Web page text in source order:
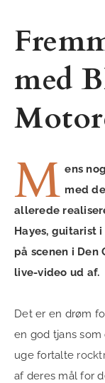
med
M ens
med
allerede
Hayes, guitarist
på scenen i Den
live-video ud af.
Det er en drøm
en god tjans
uge fortalte
af deres mål for